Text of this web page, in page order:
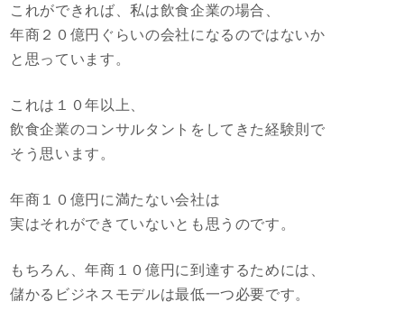
これができれば、私は飲食企業の場合、
年商２０億円ぐらいの会社になるのではないか
と思っています。
これは１０年以上、
飲食企業のコンサルタントをしてきた経験則で
そう思います。
年商１０億円に満たない会社は
実はそれができていないとも思うのです。
もちろん、年商１０億円に到達するためには、
儲かるビジネスモデルは最低一つ必要です。